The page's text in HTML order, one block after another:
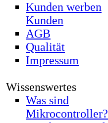
Kunden werben
Kunden
AGB
Qualität
Impressum
Wissenswertes
Was sind
Mikrocontroller?